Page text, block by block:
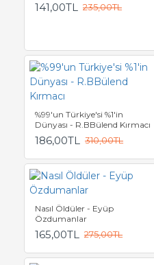
141,00TL 235,00TL
%99'un Türkiye'si %1'in
Dünyası - R.BBülend Kırmacı
186,00TL 310,00TL
Nasıl Öldüler - Eyüp
Özdumanlar
165,00TL 275,00TL